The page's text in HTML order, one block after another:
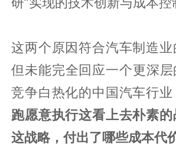
这两个原因符合汽车制造业
但未能完全回应一个更深
竞争白热化的中国汽车行业
跑愿意执行这看上去朴素
这战略，付出了哪些成本代